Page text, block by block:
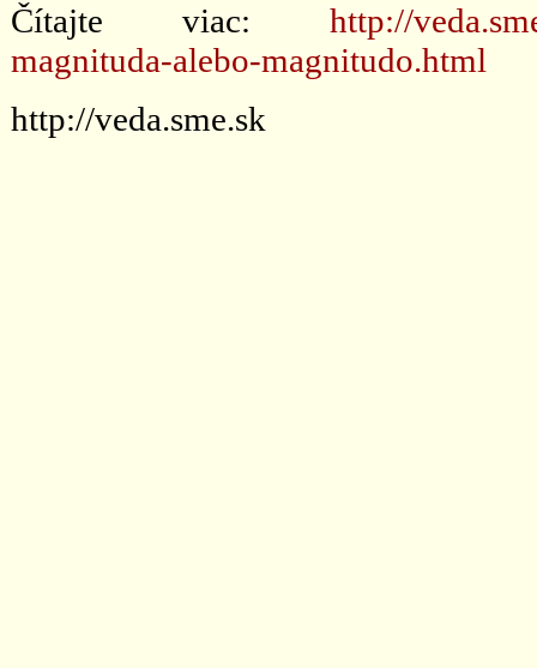
Čítajte viac: http://
magnituda-alebo-magnitudo.html
http://veda.sme.sk